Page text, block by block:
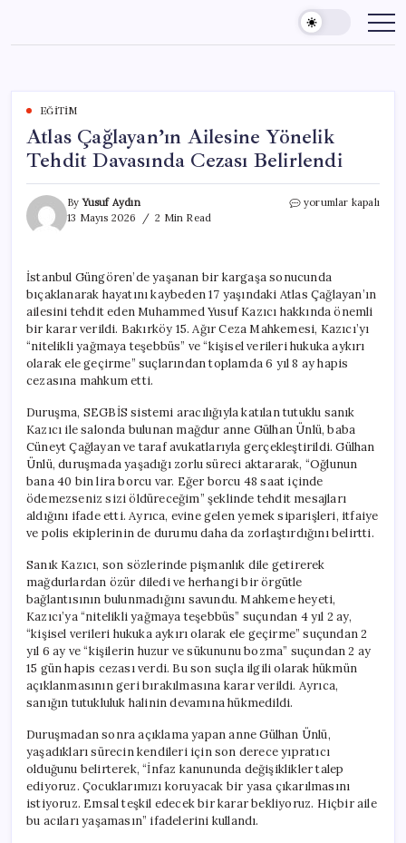
content
EĞITIM
Atlas Çağlayan’ın Ailesine Yönelik
Tehdit Davasında Cezası Belirlendi
ByYusuf Aydın
13 Mayıs 2026
2 Min Read
Atlas
Davasında
Cezası
Belirlendi
için
yorumlar kapalı
İstanbul Güngören’de yaşanan bir kargaşa sonucunda
bıçaklanarak hayatını kaybeden 17 yaşındaki Atlas Çağlayan’ın
ailesini tehdit eden Muhammed Yusuf Kazıcı hakkında önemli
bir karar verildi. Bakırköy 15. Ağır Ceza Mahkemesi, Kazıcı’yı
“nitelikli yağmaya teşebbüs” ve “kişisel verileri hukuka aykırı
olarak ele geçirme” suçlarından toplamda 6 yıl 8 ay hapis
cezasına mahkum etti.
Duruşma, SEGBİS sistemi aracılığıyla katılan tutuklu sanık
Kazıcı ile salonda bulunan mağdur anne Gülhan Ünlü, baba
Cüneyt Çağlayan ve taraf avukatlarıyla gerçekleştirildi. Gülhan
Ünlü, duruşmada yaşadığı zorlu süreci aktararak, “Oğlunun
bana 40 bin lira borcu var. Eğer borcu 48 saat içinde
ödemezseniz sizi öldüreceğim” şeklinde tehdit mesajları
aldığını ifade etti. Ayrıca, evine gelen yemek siparişleri, itfaiye
ve polis ekiplerinin de durumu daha da zorlaştırdığını belirtti.
Sanık Kazıcı, son sözlerinde pişmanlık dile getirerek
mağdurlardan özür diledi ve herhangi bir örgütle
bağlantısının bulunmadığını savundu. Mahkeme heyeti,
Kazıcı’ya “nitelikli yağmaya teşebbüs” suçundan 4 yıl 2 ay,
“kişisel verileri hukuka aykırı olarak ele geçirme” suçundan 2
yıl 6 ay ve “kişilerin huzur ve sükununu bozma” suçundan 2 ay
15 gün hapis cezası verdi. Bu son suçla ilgili olarak hükmün
açıklanmasının geri bırakılmasına karar verildi. Ayrıca,
sanığın tutukluluk halinin devamına hükmedildi.
Duruşmadan sonra açıklama yapan anne Gülhan Ünlü,
yaşadıkları sürecin kendileri için son derece yıpratıcı
olduğunu belirterek, “İnfaz kanununda değişiklikler talep
ediyoruz. Çocuklarımızı koruyacak bir yasa çıkarılmasını
istiyoruz. Emsal teşkil edecek bir karar bekliyoruz. Hiçbir aile
bu acıları yaşamasın” ifadelerini kullandı.